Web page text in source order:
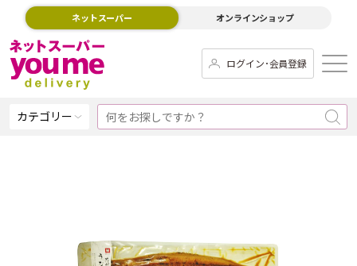
ネットスーパー オンラインショップ
ログイン･会員登録
カテゴリー